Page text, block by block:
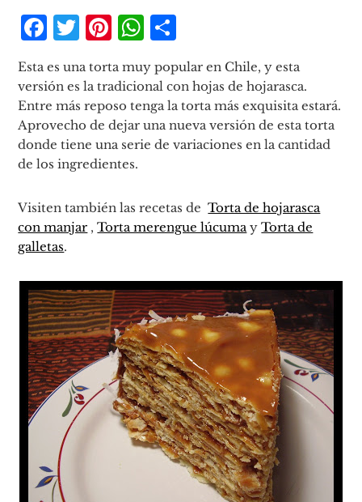
Facebook
Twitter
Pinterest
WhatsApp
Esta es una torta muy popular en Chile, y esta
versión es la tradicional con hojas de hojarasca.
Entre más reposo tenga la torta más exquisita estará.
Aprovecho de dejar una nueva versión de esta torta
donde tiene una serie de variaciones en la cantidad
de los ingredientes.
Visiten también las recetas deTorta de hojarasca
con manjar ,Torta merengue lúcuma yTorta de
galletas.